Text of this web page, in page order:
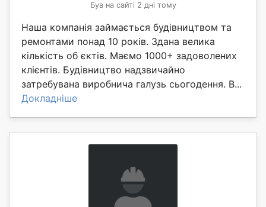
Був на сайті 2 дні тому
Наша компанія займається будівництвом та
ремонтами понад 10 років. Здана велика
кількість об єктів. Маємо 1000+ задоволених
клієнтів. Будівництво надзвичайно
затребувана виробнича галузь сьогодення. В...
Докладніше